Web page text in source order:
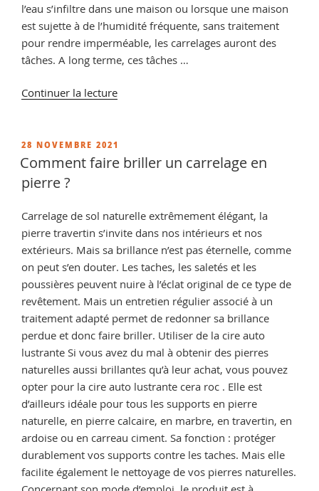
l’eau s’infiltre dans une maison ou lorsque une maison
est sujette à de l’humidité fréquente, sans traitement
pour rendre imperméable, les carrelages auront des
tâches. A long terme, ces tâches …
Continuer la lecturede
un
les
carrelages
en
pierres
naturelles? »
PUBLIÉ
LE
28 NOVEMBRE 2021
Comment faire briller un carrelage en
pierre ?
Carrelage de sol naturelle extrêmement élégant, la
pierre travertin s’invite dans nos intérieurs et nos
extérieurs. Mais sa brillance n’est pas éternelle, comme
on peut s’en douter. Les taches, les saletés et les
poussières peuvent nuire à l’éclat original de ce type de
revêtement. Mais un entretien régulier associé à un
traitement adapté permet de redonner sa brillance
perdue et donc faire briller. Utiliser de la cire auto
lustrante Si vous avez du mal à obtenir des pierres
naturelles aussi brillantes qu’à leur achat, vous pouvez
opter pour la cire auto lustrante cera roc . Elle est
d’ailleurs idéale pour tous les supports en pierre
naturelle, en pierre calcaire, en marbre, en travertin, en
ardoise ou en carreau ciment. Sa fonction : protéger
durablement vos supports contre les taches. Mais elle
facilite également le nettoyage de vos pierres naturelles.